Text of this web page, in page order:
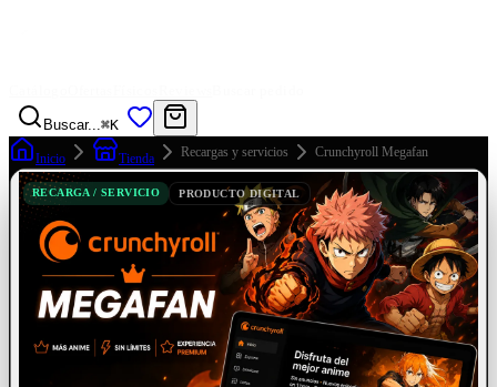
Buscar...⌘K
Inicio Tienda Recargas y servicios Crunchyroll Megafan
RECARGA / SERVICIO PRODUCTO DIGITAL